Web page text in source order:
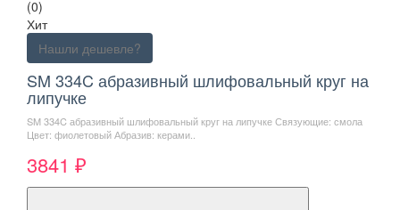
(0)
Хит
Нашли дешевле?
SM 334C абразивный шлифовальный круг на
липучке
SM 334C абразивный шлифовальный круг на липучке Связующие: смола
Цвет: фиолетовый Абразив: керами..
3841 ₽